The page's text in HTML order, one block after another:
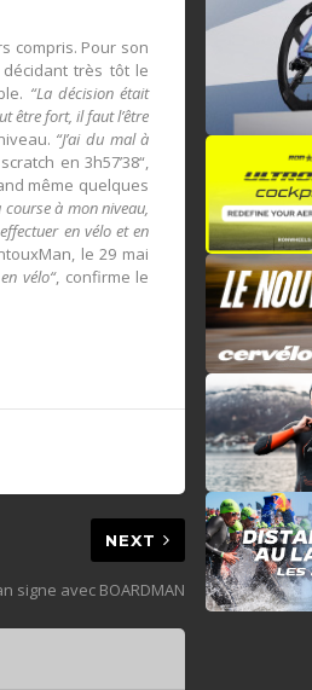
compris. Pour son
très tôt le
“La décision était
être fort, il faut l’être
“J’ai du mal à
en 3h57’38“,
même quelques
course à mon niveau,
en vélo et en
le 29 mai
vélo“, confirme le
NEXT
signe avec BOARDMAN